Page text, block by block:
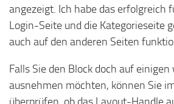
angezeigt. Ich habe das erfolgreich
Login-Seite und die Kategorieseite
auch auf den anderen Seiten
Falls Sie den Block doch auf
ausnehmen möchten, können Sie